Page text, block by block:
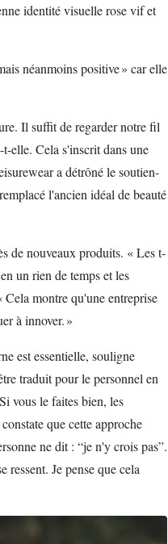
identité visuelle rose vif et
néanmoins positive » car elle
Il suffit de regarder notre fil
elle. Cela s'inscrit dans une
a détrôné le soutien-
l'ancien idéal de beauté
de nouveaux produits. « Les t-
un rien de temps et les
montre qu'une entreprise
à innover. »
est essentielle, souligne
traduit pour le personnel en
vous le faites bien, les
que cette approche
ne dit : “je n'y crois pas”.
ressent. Je pense que cela